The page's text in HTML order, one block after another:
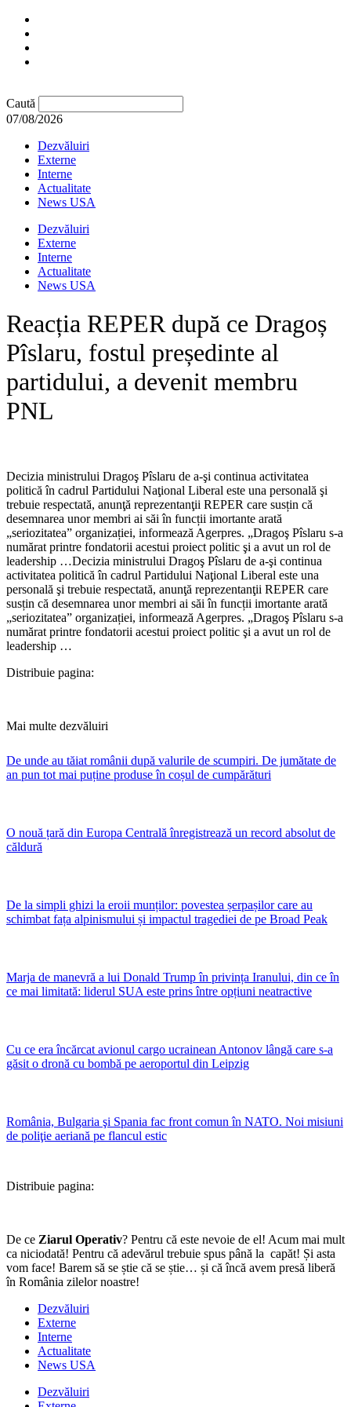
Caută
07/08/2026
Dezvăluiri
Externe
Interne
Actualitate
News USA
Dezvăluiri
Externe
Interne
Actualitate
News USA
Reacția REPER după ce Dragoș
Pîslaru, fostul președinte al
partidului, a devenit membru
PNL
Decizia ministrului Dragoş Pîslaru de a-şi continua activitatea
politică în cadrul Partidului Naţional Liberal este una personală şi
trebuie respectată, anunţă reprezentanţii REPER care susțin că
desemnarea unor membri ai săi în funcții imortante arată
„seriozitatea” organizației, informează Agerpres. „Dragoş Pîslaru s-a
numărat printre fondatorii acestui proiect politic şi a avut un rol de
leadership …​Decizia ministrului Dragoş Pîslaru de a-şi continua
activitatea politică în cadrul Partidului Naţional Liberal este una
personală şi trebuie respectată, anunţă reprezentanţii REPER care
susțin că desemnarea unor membri ai săi în funcții imortante arată
„seriozitatea” organizației, informează Agerpres. „Dragoş Pîslaru s-a
numărat printre fondatorii acestui proiect politic şi a avut un rol de
leadership …
Distribuie pagina:
Mai multe dezvăluiri
De unde au tăiat românii după valurile de scumpiri. De jumătate de
an pun tot mai puține produse în coșul de cumpărături
O nouă țară din Europa Centrală înregistrează un record absolut de
căldură
De la simpli ghizi la eroii munților: povestea șerpașilor care au
schimbat fața alpinismului și impactul tragediei de pe Broad Peak
Marja de manevră a lui Donald Trump în privința Iranului, din ce în
ce mai limitată: liderul SUA este prins între opțiuni neatractive
Cu ce era încărcat avionul cargo ucrainean Antonov lângă care s-a
găsit o dronă cu bombă pe aeroportul din Leipzig
România, Bulgaria şi Spania fac front comun în NATO. Noi misiuni
de poliţie aeriană pe flancul estic
Distribuie pagina:
De ce Ziarul Operativ? Pentru că este nevoie de el! Acum mai mult
ca niciodată! Pentru că adevărul trebuie spus până la capăt! Și asta
vom face! Barem să se știe că se știe… și că încă avem presă liberă
în România zilelor noastre!
Dezvăluiri
Externe
Interne
Actualitate
News USA
Dezvăluiri